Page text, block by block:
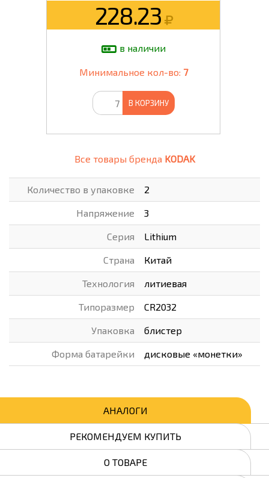
228.23
в наличии
Минимальное кол-во: 7
В КОРЗИНУ
Все товары бренда KODAK
Количество в упаковке 2
Напряжение 3
Серия Lithium
Страна Китай
Технология литиевая
Типоразмер CR2032
Упаковка блистер
Форма батарейки дисковые «монетки»
АНАЛОГИ
РЕКОМЕНДУЕМ КУПИТЬ
О ТОВАРЕ